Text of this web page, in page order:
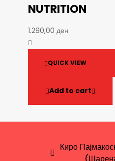
NUTRITION
1.290,00 ден
QUICK VIEW
Add to cart
Киро